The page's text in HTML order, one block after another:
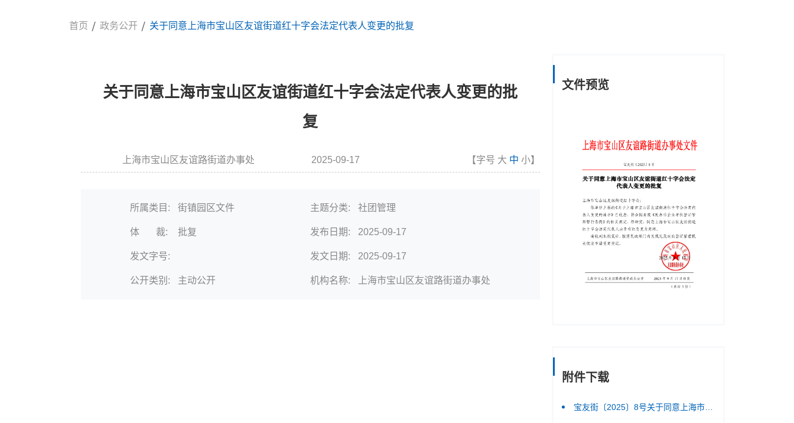
首页 政务公开 关于同意上海市宝山区友谊街道红十字会法定代表人变更的批复
关于同意上海市宝山区友谊街道红十字会法定代表人变更的批
复
上海市宝山区友谊路街道办事处 2025-09-17 【字号 大 中 小】
所属类目: 街镇园区文件 主题分类: 社团管理
体 裁: 批复 发布日期: 2025-09-17
发文字号: 发文日期: 2025-09-17
公开类别: 主动公开 机构名称: 上海市宝山区友谊路街道办事处
文件预览
附件下载
宝友街〔2025〕8号关于同意上海市宝山区友谊街道红十字会法定代表人变更的批复.pdf